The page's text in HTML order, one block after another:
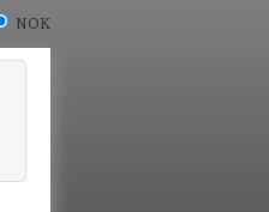
NOK